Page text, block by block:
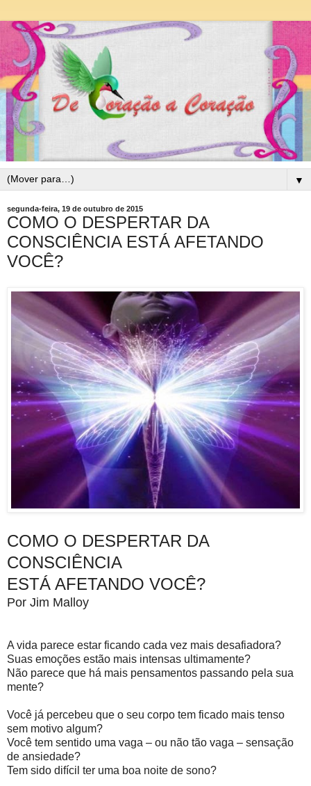
▼
segunda-feira, 19 de outubro de 2015
COMO O DESPERTAR DA
CONSCIÊNCIA ESTÁ AFETANDO
VOCÊ?
COMO O DESPERTAR DA
CONSCIÊNCIA
ESTÁ AFETANDO VOCÊ?
Por Jim Malloy
A vida parece estar ficando cada vez mais desafiadora?
Suas emoções estão mais intensas ultimamente?
Não parece que há mais pensamentos passando pela sua
mente?
Você já percebeu que o seu corpo tem ficado mais tenso
sem motivo algum?
Você tem sentido uma vaga – ou não tão vaga – sensação
de ansiedade?
Tem sido difícil ter uma boa noite de sono?